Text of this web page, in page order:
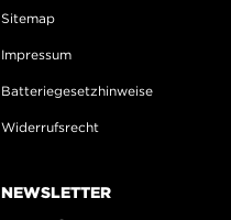
Sitemap
Impressum
Batteriegesetzhinweise
Widerrufsrecht
NEWSLETTER